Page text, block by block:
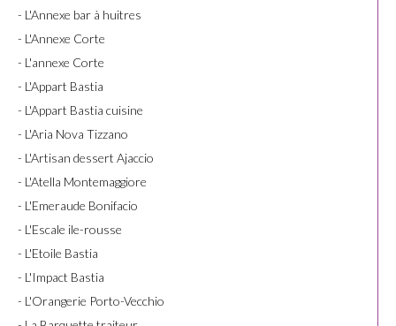
- L'Annexe bar à huitres
- L'Annexe Corte
- L'annexe Corte
- L'Appart Bastia
- L'Appart Bastia cuisine
- L'Aria Nova Tizzano
- L'Artisan dessert Ajaccio
- L'Atella Montemaggiore
- L'Emeraude Bonifacio
- L'Escale ile-rousse
- L'Etoile Bastia
- L'Impact Bastia
- L'Orangerie Porto-Vecchio